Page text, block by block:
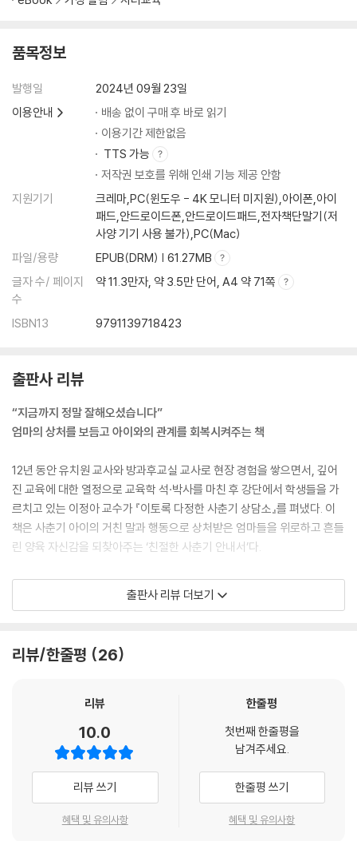
착한 아이보다 지혜로운 아이로 | 엄마의 개입은 최소한으로
사춘기 학교생활은 사회생활을 닮았다
어린아이로 보는 시선을 거두자 | 관계 맺는 힘을 기르도록
도움이 되는 친구만 사귀었으면 좋겠어요
친구 관계 맺는 법 구체적으로 알려주기 | 적당한 거리를 두고 믿어주기
친구 사이 따돌림, 어떻게 대처할까요?
엄마가 아이에게 해주어야 하는 말 | 이유 없는 짜증은 일종의 신호 | 아이
의 행동 말고 마음에 관심을 | 단단한 자아정체감이 무기
집안 경제 수준에 대해 언제 얘기할까요?
운이 없는 아이라고 생각하지 않도록 | 너무 빠르면 자존감이 무너질 수도
::: 이토록 다정한 엄마의 말 연습
3장 달라진 몸에 대해 터놓고 이야기하기 _사춘기의 외모와 성
갑자기 스킨십과 몸 장난을 싫어한다면
몸의 변화를 구체적인 용어로 알려주기 | ‘어른’이 되었음을 축하해선 안 된
다
여드름과 앞머리에 대한 고찰
드는 엄마의 말
금물
이성 교제, 허락할까요? 말까요?
아이의 ‘야동 검색 기록’을 발견했을 때
창피 주거나 죄책감을 느끼게 하지 말기 | 초등학생 때부터 성에 대해 말하
품목정보
발행일
2024년 09월 23일
이용안내
배송 없이 구매 후 바로 읽기
이용기간 제한없음
TTS 가능
저작권 보호를 위해 인쇄 기능 제공 안함
지원기기
크레마,PC(윈도우 - 4K 모니터 미지원),아이폰,아이
패드,안드로이드폰,안드로이드패드,전자책단말기(저
사양 기기 사용 불가),PC(Mac)
파일/용량
EPUB(DRM) | 61.27MB
글자 수/ 페이지
수
약 11.3만자, 약 3.5만 단어, A4 약 71쪽
ISBN13 9791139718423
출판사 리뷰
“지금까지 정말 잘해오셨습니다”
엄마의 상처를 보듬고 아이와의 관계를 회복시켜주는 책
12년 동안 유치원 교사와 방과후교실 교사로 현장 경험을 쌓으면서, 깊어
진 교육에 대한 열정으로 교육학 석·박사를 마친 후 강단에서 학생들을 가
르치고 있는 이정아 교수가 『이토록 다정한 사춘기 상담소』를 펴냈다. 이
책은 사춘기 아이의 거친 말과 행동으로 상처받은 엄마들을 위로하고 흔들
린 양육 자신감을 되찾아주는 ‘친절한 사춘기 안내서’다.
지금까지 이해하기 힘든 사춘기 아이를 설명하는 책은 여럿 출간되었다.
뇌 발달 측면에서 서술한 책도, 청소년 은어를 해석한 책도 있었다. 그러나
그런 엄마의 마음을 따뜻하게 품어주며 “지금까지 정말 잘해오셨습니
시행착오를 겪었다. 그때 느꼈던 막막함과 실망감이 누구나 겪는 감정이라
고 강조하며 자신의 양육경험과 더불어 그동안 상담해온 엄마와 아이들의
사례로 공감을 이끌어낸다. 마음대로 따라오지 않는 아이, 생각처럼 되지
않는 대화에 자책하며 오늘도 늦은 밤, 혼자서 아파트 단지를 도는 엄마들
이 이 책에서 위로를 얻고 관계의 해법을 찾길 바란다.
출판사 리뷰 더보기
리뷰/한줄평 26
리뷰
10.0
리뷰 쓰기
혜택 및 유의사항
한줄평
첫번째 한줄평을
남겨주세요.
한줄평 쓰기
혜택 및 유의사항